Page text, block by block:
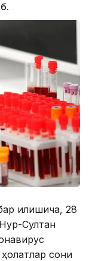
қилишича, 28
Султан
сони